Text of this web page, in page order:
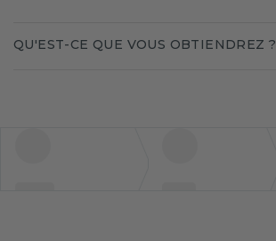
QU'EST-CE QUE VOUS OBTIENDREZ ?